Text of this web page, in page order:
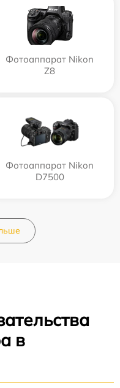
Фотоаппарат Nikon
Z8
Фотоаппарат Nikon
D7500
в